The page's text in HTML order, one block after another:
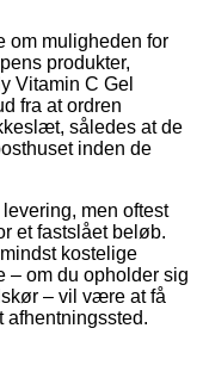
om muligheden for
produkter,
Vitamin C Gel
fra at ordren
således at de
inden de
men oftest
et fastslået beløb.
kostelige
– om du opholder sig
– vil være at få
afhentningssted.